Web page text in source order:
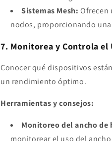
Sistemas Mesh: Ofrecen
nodos, proporcionando
7. Monitorea y Controla el
Conocer qué dispositivos
un rendimiento óptimo.
Herramientas y consejos:
Monitoreo del ancho de
monitorear el uso del